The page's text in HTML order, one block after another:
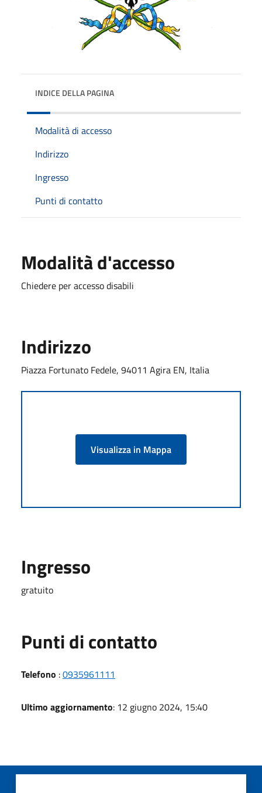
INDICE DELLA PAGINA
Modalità di accesso
Indirizzo
Ingresso
Punti di contatto
Modalità d'accesso
Chiedere per accesso disabili
Indirizzo
Piazza Fortunato Fedele, 94011 Agira EN, Italia
Visualizza in Mappa
Ingresso
gratuito
Punti di contatto
Telefono :0935961111
Ultimo aggiornamento: 12 giugno 2024, 15:40